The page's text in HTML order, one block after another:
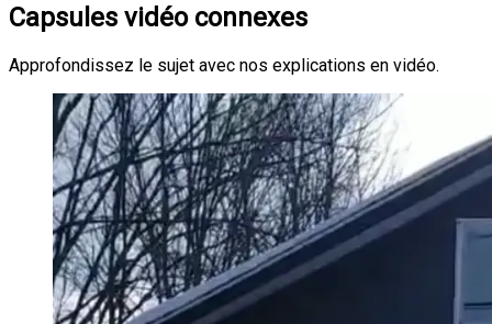
Capsules vidéo connexes
Approfondissez le sujet avec nos explications en vidéo.